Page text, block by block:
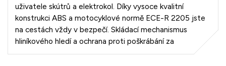
uživatele skútrů a elektrokol. Díky vysoce kvalitní
konstrukci ABS a motocyklové normě ECE-R 2205 jste
na cestách vždy v bezpečí. Skládací mechanismus
hliníkového hledí a ochrana proti poškrábání za